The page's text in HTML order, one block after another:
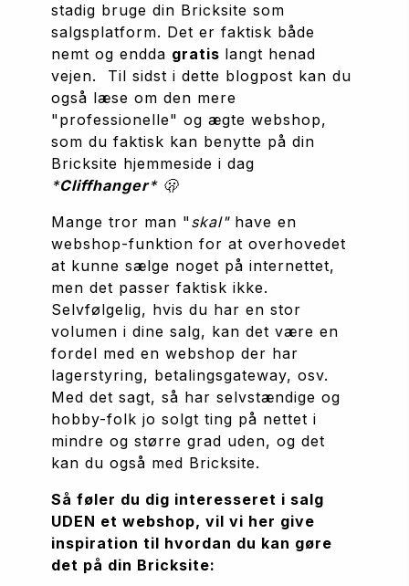
stadig bruge din Bricksite som
salgsplatform. Det er faktisk både
nemt og endda gratis langt henad
vejen.  Til sidst i dette blogpost kan du
også læse om den mere
"professionelle" og ægte webshop,
som du faktisk kan benytte på din
*Cliffhanger* 🫢
Mange tror man "skal" have en
webshop-funktion for at overhovedet
at kunne sælge noget på internettet,
men det passer faktisk ikke.
Selvfølgelig, hvis du har en stor
volumen i dine salg, kan det være en
fordel med en webshop der har
lagerstyring, betalingsgateway, osv.
Med det sagt, så har selvstændige og
hobby-folk jo solgt ting på nettet i
mindre og større grad uden, og det
kan du også med Bricksite.
Så føler du dig interesseret i salg
UDEN et webshop, vil vi her give
inspiration til hvordan du kan gøre
det på din Bricksite: